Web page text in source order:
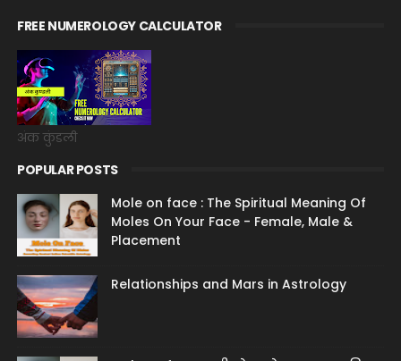
FREE NUMEROLOGY CALCULATOR
अंक कुंडली
POPULAR POSTS
Mole on face : The Spiritual Meaning Of
Moles On Your Face - Female, Male &
Placement
Relationships and Mars in Astrology